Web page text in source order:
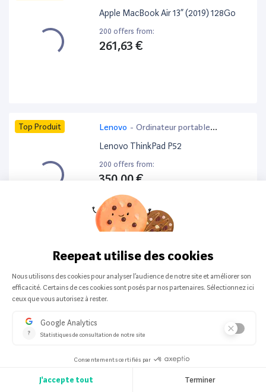
Apple MacBook Air 13” (2019) 128Go
200 offers from:
261,63 €
Top Produit Lenovo - Ordinateur portable
bureautique
Lenovo ThinkPad P52
200 offers from:
350,00 €
Top Produit HP- Ordinateur portable
HP ProBook 440 G6 14”
200 offers from: